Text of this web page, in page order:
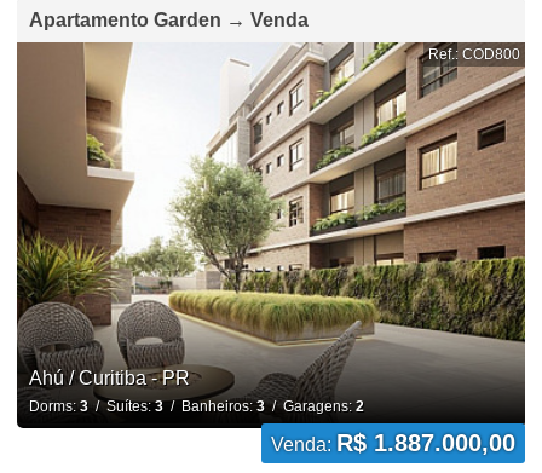
Apartamento Garden → Venda
Ref.: COD800
Ahú / Curitiba - PR
Dorms:3/ Suítes:3/ Banheiros: 3/ Garagens: 2
Venda: R$ 1.887.000,00